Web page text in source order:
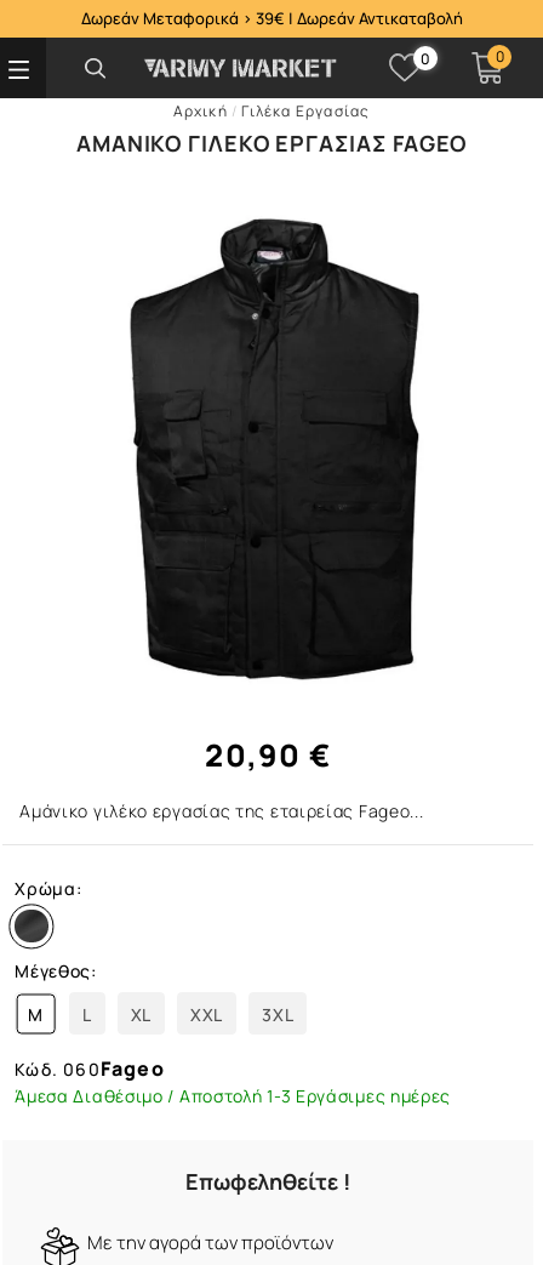
Δωρεάν Μεταφορικά > 39€ | Δωρεάν Αντικαταβολή
0 0
Αρχική /Γιλέκα Εργασίας
ΑΜΆΝΙΚΟ ΓΙΛΈΚΟ ΕΡΓΑΣΊΑΣ FAGEO
20,90 €
Αμάνικο γιλέκο εργασίας της εταιρείας Fageo...
Χρώμα:
Μέγεθος:
M
L XL XXL 3XL
Κώδ. 060Fageo
Άμεσα Διαθέσιμο / Αποστολή 1-3 Εργάσιμες ημέρες
Επωφεληθείτε !
Mε την αγορά των προϊόντων